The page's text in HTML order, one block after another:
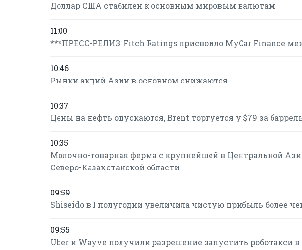
Доллар США стабилен к основным мировым валютам
11:00
***ПРЕСС-РЕЛИЗ: Fitch Ratings присвоило MyCar Finance
10:46
Рынки акций Азии в основном снижаются
10:37
Цены на нефть опускаются, Brent торгуется у $79 за баррель
10:35
Молочно-товарная ферма с крупнейшей в Центральной
Северо-Казахстанской области
09:59
Shiseido в I полугодии увеличила чистую прибыль более
09:55
Uber и Wayve получили разрешение запустить роботакси